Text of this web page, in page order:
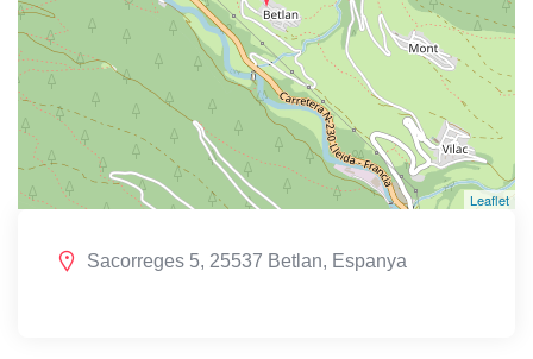
Leaflet
Sacorreges 5, 25537 Betlan, Espanya